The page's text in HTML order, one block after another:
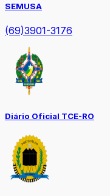
SEMUSA
(69)3901-3176
Diário Oficial TCE-RO